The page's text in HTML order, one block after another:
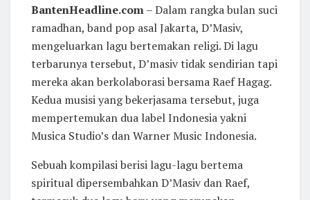
BantenHeadline.com– Dalam rangka bulan suci
ramadhan, band pop asal Jakarta, D’Masiv,
mengeluarkan lagu bertemakan religi. Di lagu
terbarunya tersebut, D’masiv tidak sendirian tapi
mereka akan berkolaborasi bersama Raef Hagag.
Kedua musisi yang bekerjasama tersebut, juga
mempertemukan dua label Indonesia yakni
Musica Studio’s dan Warner Music Indonesia.
Sebuah kompilasi berisi lagu-lagu bertema
spiritual dipersembahkan D’Masiv dan Raef,